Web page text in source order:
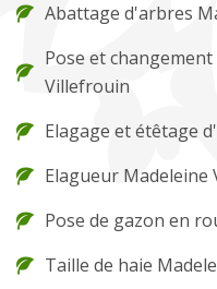
Abattage d'arbres
Pose et
Villefrouin
Elagage et étêtage
Elagueur Madeleine
Pose de gazon en
Taille de haie